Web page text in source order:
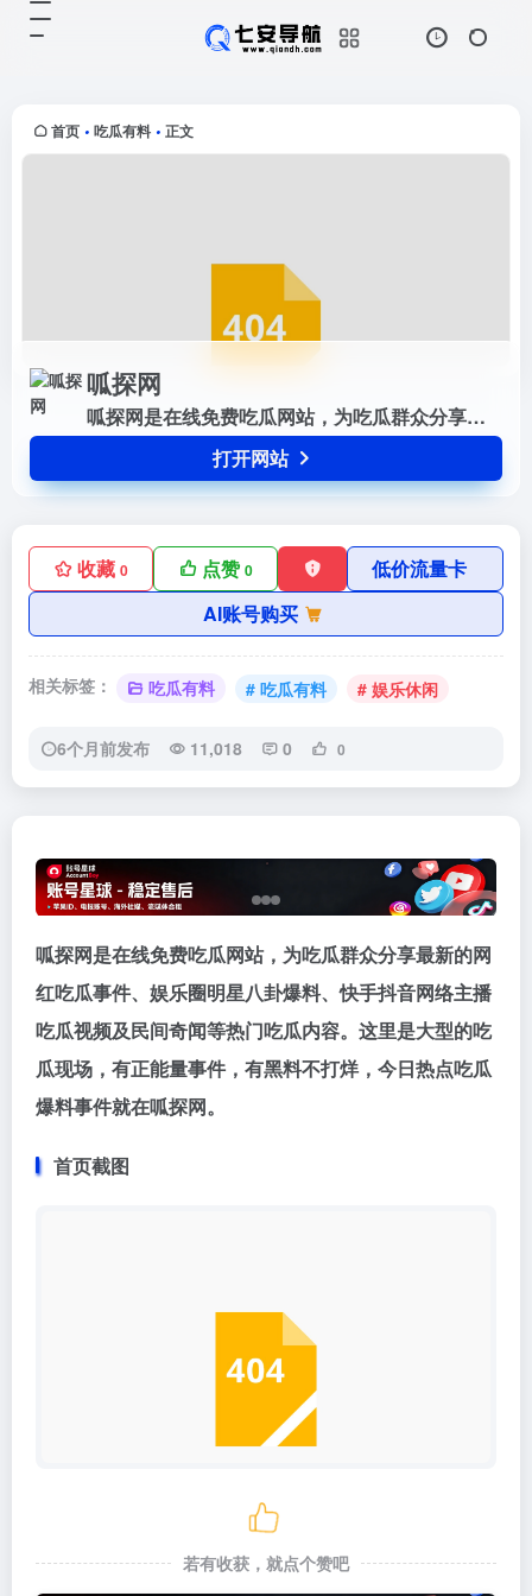
首页 • 吃瓜有料 • 正文
呱探网
呱探网是在线免费吃瓜网站，为吃瓜群众分享最新的网红吃瓜事件、娱乐圈明星八卦爆料、快手抖音网络主播吃瓜视频及民间奇闻等热门吃瓜内容。这里是大型的吃瓜现场，有正能量事件，有黑料不打烊，今日热点吃瓜爆料事件就在呱探网。
打开网站
收藏 0 点赞0
低价流量卡
AI账号购买
相关标签： 吃瓜有料 # 吃瓜有料 # 娱乐休闲
6个月前发布 11,018 0 0
圈明星八卦爆料、快手抖音网络主播
吃瓜视频及民间奇闻等热门吃瓜内
容。这里是大型的吃瓜现场，有正能
呱探网是在线免费吃瓜网站，为吃瓜群众分享最新的网
红吃瓜事件、娱乐圈明星八卦爆料、快手抖音网络主播
吃瓜视频及民间奇闻等热门吃瓜内容。这里是大型的吃
瓜现场，有正能量事件，有黑料不打烊，今日热点吃瓜
爆料事件就在呱探网。
首页截图
若有收获，就点个赞吧